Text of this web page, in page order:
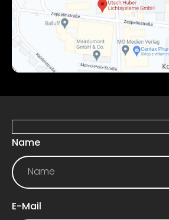
Name
E-Mail